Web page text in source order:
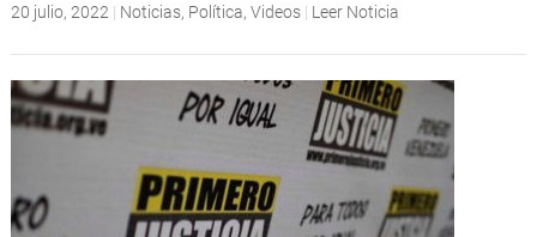
20 julio, 2022 | Noticias, Política, Videos | Leer Noticia